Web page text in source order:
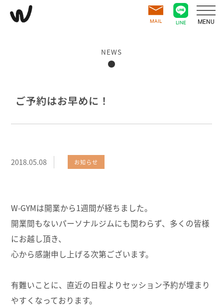
MAIL LINE MENU
ご予約はお早めに！
NEWS
2018.05.08 お知らせ
W-GYMは開業から1週間が経ちました。
開業間もないパーソナルジムにも関わらず、多くの皆様
にお越し頂き、
心から感謝申し上げる次第ございます。
有難いことに、直近の日程よりセッション予約が埋まり
やすくなっております。